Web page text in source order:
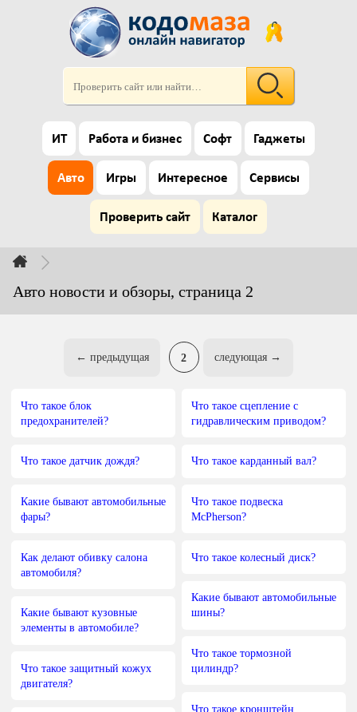
ИТ Работа и бизнес Софт Гаджеты
Авто Игры Интересное Сервисы
Проверить сайт Каталог
Авто новости и обзоры, страница 2
← предыдущая 2 следующая →
Что такое блок
предохранителей?
Что такое датчик дождя?
Какие бывают автомобильные
фары?
Как делают обивку салона
автомобиля?
Какие бывают кузовные
элементы в автомобиле?
Что такое защитный кожух
двигателя?
Что такое сцепление с
гидравлическим приводом?
Что такое карданный вал?
Что такое подвеска
McPherson?
Что такое колесный диск?
Какие бывают автомобильные
шины?
Что такое тормозной
цилиндр?
Что такое кронштейн